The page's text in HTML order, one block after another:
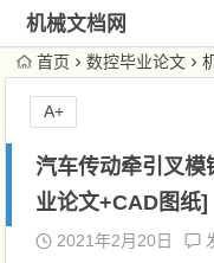
机械文档网
首页 数控毕业论文
汽车传动牵引叉
业论文+CAD图纸]
2021年2月20日
A+